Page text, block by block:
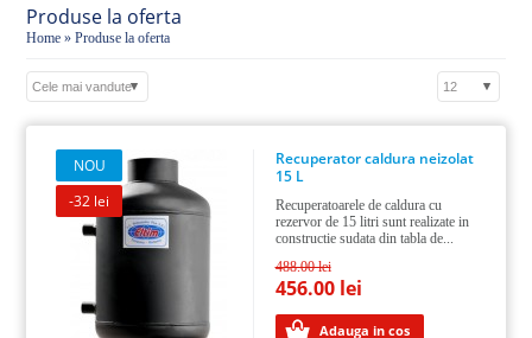
Produse la oferta
Home» Produse la oferta
NOU
-32 lei
Recuperator caldura neizolat
15 L
Recuperatoarele de caldura cu
rezervor de 15 litri sunt realizate in
constructie sudata din tabla de...
488.00 lei
456.00 lei
Adauga in cos
Instalatii
si
alimentare
prevenire
stingere
incendii
industriale